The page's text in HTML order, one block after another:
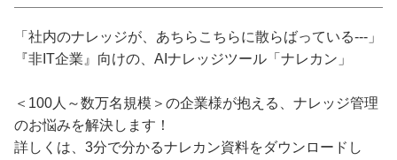
「社内のナレッジが、あちらこちらに散らばっている---」
『非IT企業』向けの、AIナレッジツール「ナレカン」
＜100人～数万名規模＞の企業様が抱える、ナレッジ管理
のお悩みを解決します！
詳しくは、3分で分かるナレカン資料をダウンロードし